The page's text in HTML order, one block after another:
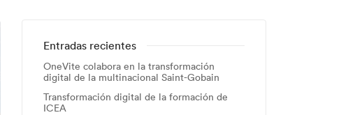
Entradas recientes
OneVite colabora en la transformación
digital de la multinacional Saint-Gobain
Transformación digital de la formación de
ICEA